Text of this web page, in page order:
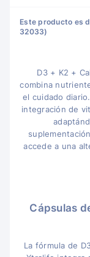
Este producto es
32033)
D3 + K2 +
combina
el cuidado
integración de
accede a una
Cápsulas
La fórmula de